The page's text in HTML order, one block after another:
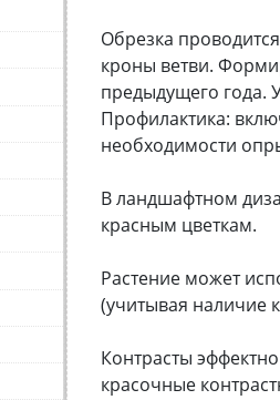
Обрезка
кроны ветви.
предыдущего года.
Профилактика:
необходимости
В ландшафтном
красным цветкам.
Растение может
(учитывая наличие
Контрасты
красочные